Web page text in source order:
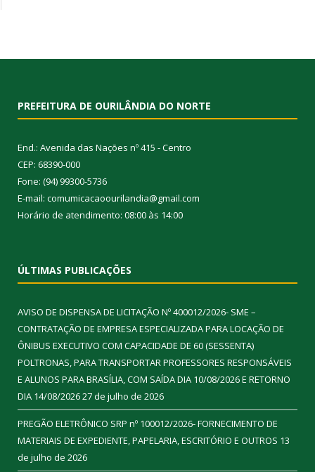
PREFEITURA DE OURILÂNDIA DO NORTE
End.: Avenida das Nações nº 415 - Centro
CEP: 68390-000
Fone: (94) 99300-5736
E-mail: comumicacaoourilandia@gmail.com
Horário de atendimento: 08:00 às 14:00
ÚLTIMAS PUBLICAÇÕES
AVISO DE DISPENSA DE LICITAÇÃO Nº 400012/2026- SME –
CONTRATAÇÃO DE EMPRESA ESPECIALIZADA PARA LOCAÇÃO DE
ÔNIBUS EXECUTIVO COM CAPACIDADE DE 60 (SESSENTA)
POLTRONAS, PARA TRANSPORTAR PROFESSORES RESPONSÁVEIS
E ALUNOS PARA BRASÍLIA, COM SAÍDA DIA 10/08/2026 E RETORNO
DIA 14/08/202627 de julho de 2026
PREGÃO ELETRÔNICO SRP nº 100012/2026- FORNECIMENTO DE
MATERIAIS DE EXPEDIENTE, PAPELARIA, ESCRITÓRIO E OUTROS 13
de julho de 2026